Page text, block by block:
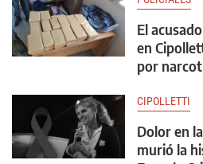
El
en
por
CIPOLLETTI
Dolor en
murió la